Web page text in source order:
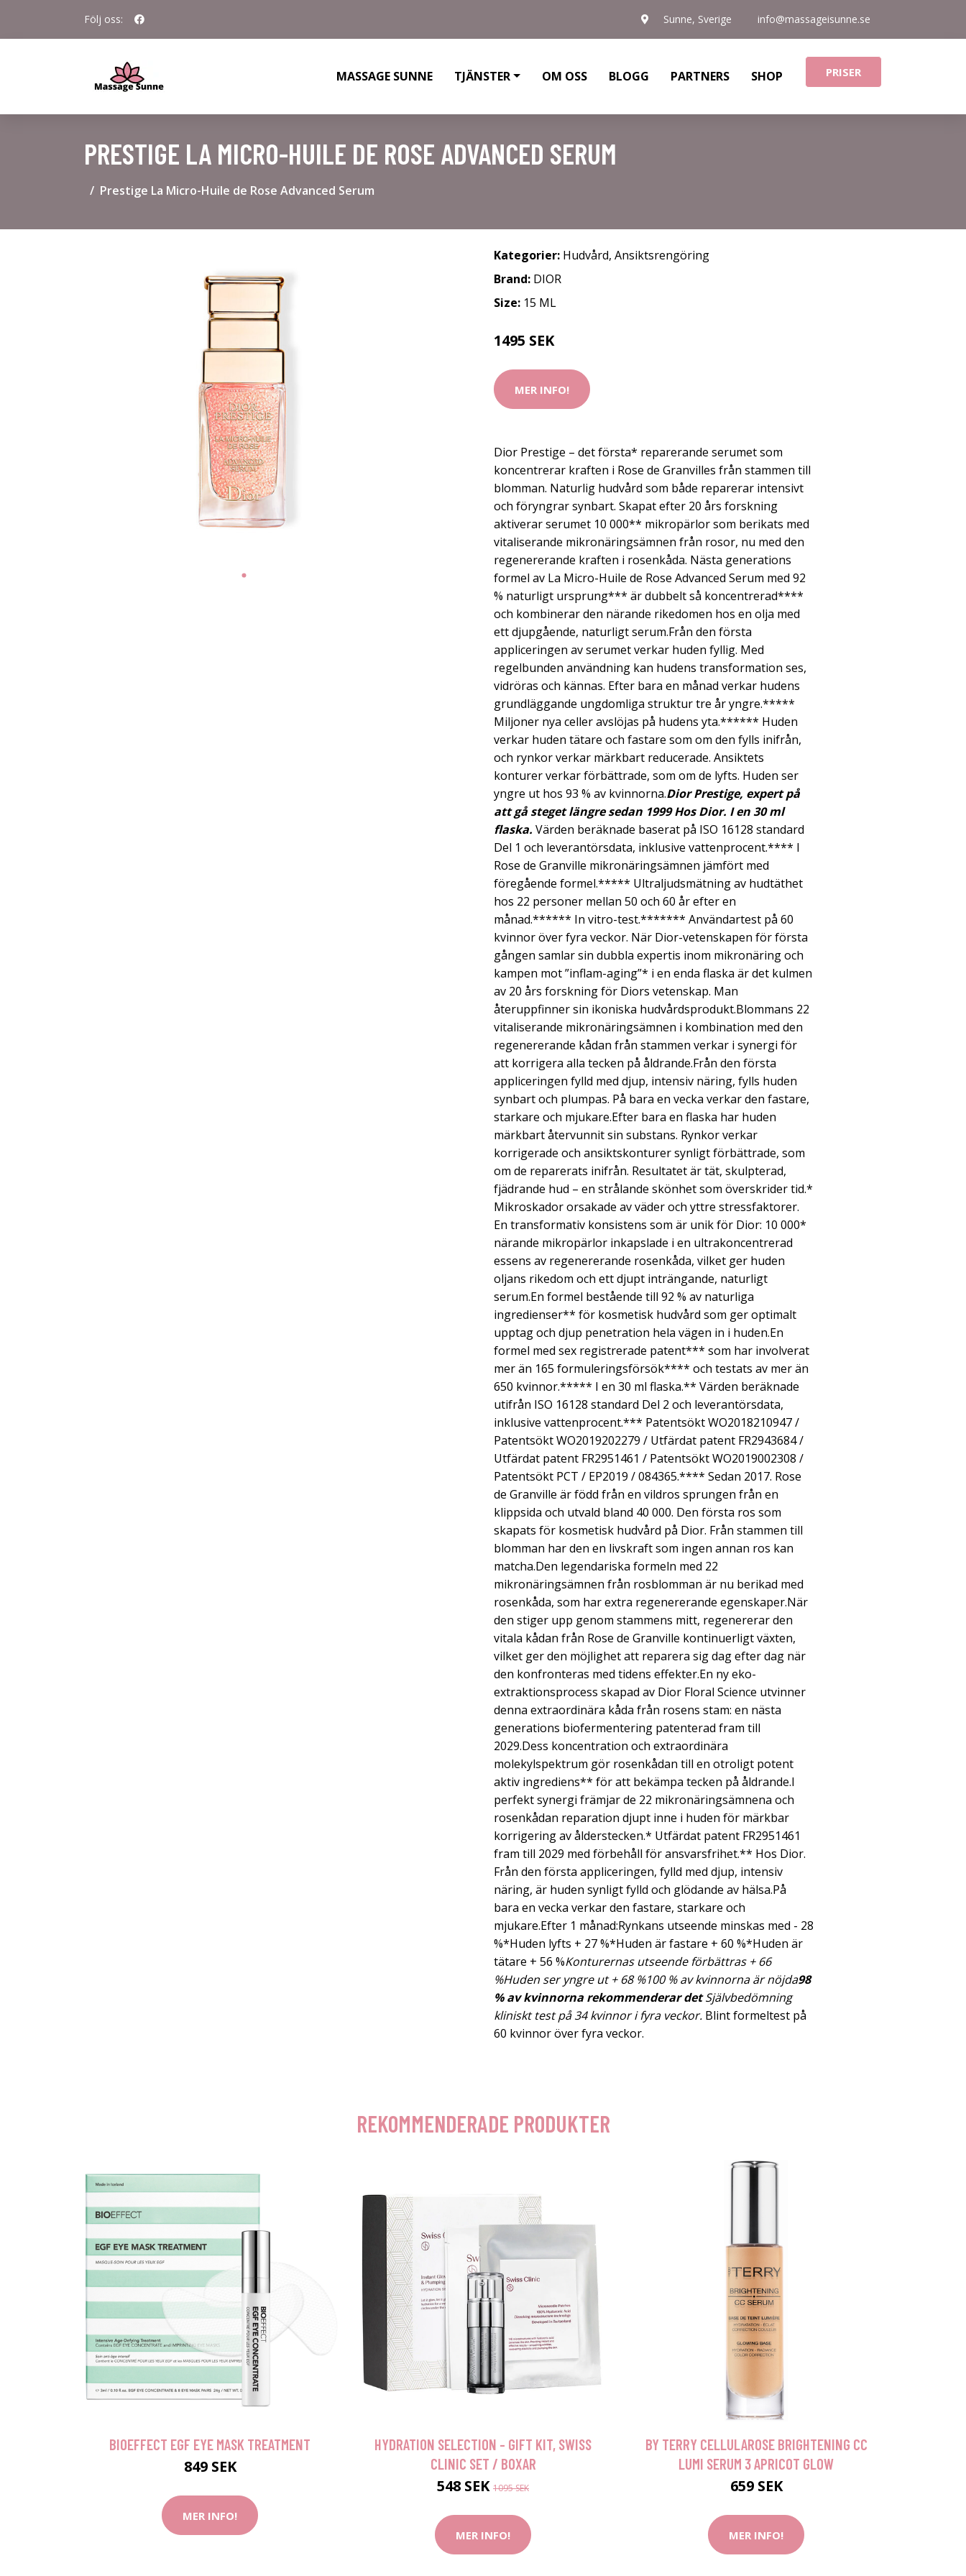
Följ oss: Sunne, Sverige info@massageisunne.se
MASSAGE SUNNE TJÄNSTER OM OSS BLOGG PARTNERS SHOP PRISER
PRESTIGE LA MICRO-HUILE DE ROSE ADVANCED SERUM
Prestige La Micro-Huile de Rose Advanced Serum
Kategorier: Hudvård, Ansiktsrengöring
Brand: DIOR
Size: 15 ML
1495 SEK
MER INFO!
Dior Prestige – det första* reparerande serumet som
koncentrerar kraften i Rose de Granvilles från stammen till
blomman. Naturlig hudvård som både reparerar intensivt
och föryngrar synbart. Skapat efter 20 års forskning
aktiverar serumet 10 000** mikropärlor som berikats med
vitaliserande mikronäringsämnen från rosor, nu med den
regenererande kraften i rosenkåda. Nästa generations
formel av La Micro-Huile de Rose Advanced Serum med 92
% naturligt ursprung*** är dubbelt så koncentrerad****
och kombinerar den närande rikedomen hos en olja med
ett djupgående, naturligt serum.Från den första
appliceringen av serumet verkar huden fyllig. Med
regelbunden användning kan hudens transformation ses,
vidröras och kännas. Efter bara en månad verkar hudens
grundläggande ungdomliga struktur tre år yngre.*****
Miljoner nya celler avslöjas på hudens yta.****** Huden
verkar huden tätare och fastare som om den fylls inifrån,
och rynkor verkar märkbart reducerade. Ansiktets
konturer verkar förbättrade, som om de lyfts. Huden ser
yngre ut hos 93 % av kvinnorna.Dior Prestige, expert på
att gå steget längre sedan 1999Hos Dior. I en 30 ml
flaska. Värden beräknade baserat på ISO 16128 standard
Del 1 och leverantörsdata, inklusive vattenprocent.**** I
Rose de Granville mikronäringsämnen jämfört med
föregående formel.***** Ultraljudsmätning av hudtäthet
hos 22 personer mellan 50 och 60 år efter en
månad.****** In vitro-test.******* Användartest på 60
kvinnor över fyra veckor. När Dior-vetenskapen för första
gången samlar sin dubbla expertis inom mikronäring och
kampen mot ”inflam-aging”* i en enda flaska är det kulmen
av 20 års forskning för Diors vetenskap. Man
återuppfinner sin ikoniska hudvårdsprodukt.Blommans 22
vitaliserande mikronäringsämnen i kombination med den
regenererande kådan från stammen verkar i synergi för
att korrigera alla tecken på åldrande.Från den första
appliceringen fylld med djup, intensiv näring, fylls huden
synbart och plumpas. På bara en vecka verkar den fastare,
starkare och mjukare.Efter bara en flaska har huden
märkbart återvunnit sin substans. Rynkor verkar
korrigerade och ansiktskonturer synligt förbättrade, som
om de reparerats inifrån. Resultatet är tät, skulpterad,
fjädrande hud – en strålande skönhet som överskrider tid.*
Mikroskador orsakade av väder och yttre stressfaktorer.
En transformativ konsistens som är unik för Dior: 10 000*
närande mikropärlor inkapslade i en ultrakoncentrerad
essens av regenererande rosenkåda, vilket ger huden
oljans rikedom och ett djupt inträngande, naturligt
serum.En formel bestående till 92 % av naturliga
ingredienser** för kosmetisk hudvård som ger optimalt
upptag och djup penetration hela vägen in i huden.En
formel med sex registrerade patent*** som har involverat
mer än 165 formuleringsförsök**** och testats av mer än
650 kvinnor.***** I en 30 ml flaska.** Värden beräknade
utifrån ISO 16128 standard Del 2 och leverantörsdata,
inklusive vattenprocent.*** Patentsökt WO2018210947 /
Patentsökt WO2019202279 / Utfärdat patent FR2943684 /
Utfärdat patent FR2951461 / Patentsökt WO2019002308 /
Patentsökt PCT / EP2019 / 084365.**** Sedan 2017. Rose
de Granville är född från en vildros sprungen från en
klippsida och utvald bland 40 000. Den första ros som
skapats för kosmetisk hudvård på Dior. Från stammen till
blomman har den en livskraft som ingen annan ros kan
matcha.Den legendariska formeln med 22
mikronäringsämnen från rosblomman är nu berikad med
rosenkåda, som har extra regenererande egenskaper.När
den stiger upp genom stammens mitt, regenererar den
vitala kådan från Rose de Granville kontinuerligt växten,
vilket ger den möjlighet att reparera sig dag efter dag när
den konfronteras med tidens effekter.En ny eko-
extraktionsprocess skapad av Dior Floral Science utvinner
denna extraordinära kåda från rosens stam: en nästa
generations biofermentering patenterad fram till
2029.Dess koncentration och extraordinära
molekylspektrum gör rosenkådan till en otroligt potent
aktiv ingrediens** för att bekämpa tecken på åldrande.I
perfekt synergi främjar de 22 mikronäringsämnena och
rosenkådan reparation djupt inne i huden för märkbar
korrigering av ålderstecken.* Utfärdat patent FR2951461
fram till 2029 med förbehåll för ansvarsfrihet.** Hos Dior.
Från den första appliceringen, fylld med djup, intensiv
näring, är huden synligt fylld och glödande av hälsa.På
bara en vecka verkar den fastare, starkare och
mjukare.Efter 1 månad:Rynkans utseende minskas med - 28
%*Huden lyfts + 27 %*Huden är fastare + 60 %*Huden är
tätare + 56 %Konturernas utseende förbättras + 66
%Huden ser yngre ut + 68 %100 % av kvinnorna är nöjda98
% av kvinnorna rekommenderar detSjälvbedömning
kliniskt test på 34 kvinnor i fyra veckor. Blint formeltest på
60 kvinnor över fyra veckor.
REKOMMENDERADE PRODUKTER
BIOEFFECT EGF EYE MASK TREATMENT
849 SEK
MER INFO!
HYDRATION SELECTION - GIFT KIT, SWISS
CLINIC SET / BOXAR
548 SEK 1095 SEK
MER INFO!
BY TERRY CELLULAROSE BRIGHTENING CC
LUMI SERUM 3 APRICOT GLOW
659 SEK
MER INFO!